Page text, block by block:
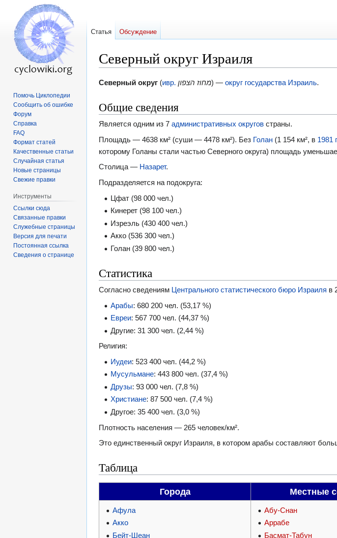
Северный округ Израиля
Перейти
навигации
Перейти
поиску
Cеверный округ (ивр. מחוז הצפון) — округ государства Израиль.
Общие сведения
Является одним из 7 административных округов страны.
Площадь — 4638 км² (суши — 4478 км²). Без Голан (1 154 км², в 1981
которому Голаны стали частью Северного округа) площадь
Столица — Назарет.
Подразделяется на подокруга:
Цфат (98 000 чел.)
Кинерет (98 100 чел.)
Изреэль (430 400 чел.)
Акко (536 300 чел.)
Голан (39 800 чел.)
Статистика
Согласно сведениям Центрального статистического бюро Израиля в
Арабы: 680 200 чел. (53,17 %)
Евреи: 567 700 чел. (44,37 %)
Другие: 31 300 чел. (2,44 %)
Религия:
Иудеи: 523 400 чел. (44,2 %)
Мусульмане: 443 800 чел. (37,4 %)
Друзы: 93 000 чел. (7,8 %)
Христиане: 87 500 чел. (7,4 %)
Другое: 35 400 чел. (3,0 %)
Плотность населения — 265 человек/км².
Это единственный округ Израиля, в котором арабы составляют
Таблица
Города Местные
Афула
Акко
Бейт-Шеан
Абу-Снан
Аррабе
Басмат-Табун
Статья Обсуждение
Помочь Циклопедии
Сообщить об ошибке
Форум
Справка
FAQ
Формат статей
Качественные статьи
Случайная статья
Новые страницы
Свежие правки
Инструменты
Ссылки сюда
Связанные правки
Служебные страницы
Версия для печати
Постоянная ссылка
Сведения о странице